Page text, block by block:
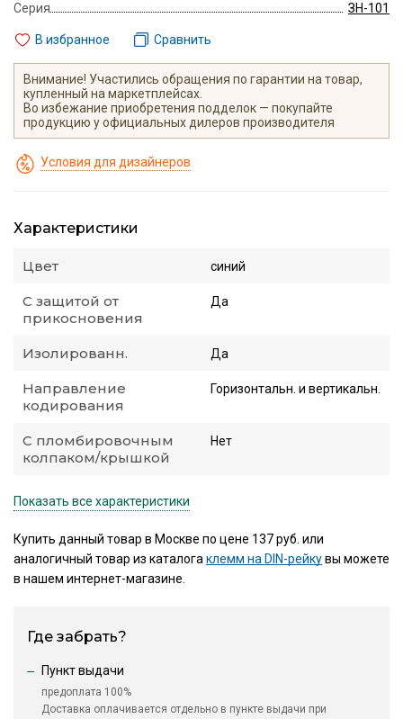
Серия
ЗН-101
В избранное Сравнить
Внимание! Участились обращения по гарантии на товар,
купленный на маркетплейсах.
Во избежание приобретения подделок — покупайте
продукцию у официальных дилеров производителя
Условия для дизайнеров
Характеристики
Цвет синий
С защитой от
прикосновения
Да
Изолированн. Да
Направление
кодирования
Горизонтальн. и вертикальн.
С пломбировочным
колпаком/крышкой
Нет
Показать все характеристики
Купить данный товар в Москве по цене 137 руб. или
аналогичный товар из каталогаклемм на DIN-рейкувы можете
в нашем интернет-магазине.
Где забрать?
Пункт выдачи
предоплата 100%
Доставка оплачивается отдельно в пункте выдачи при